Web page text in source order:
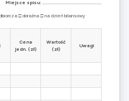
Miejsce spisu:
□ doraźna □ na dzień bilansowy
Cena
jedn. (zł)
Wartość
(zł)
Uwagi